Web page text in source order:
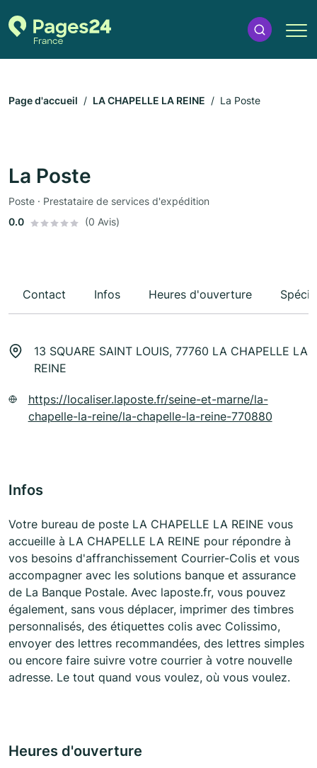
Page d'accueil LA CHAPELLE LA REINE La Poste
La Poste
Poste · Prestataire de services d'expédition
0.0
(0 Avis)
Contact Infos Heures d'ouverture
13 SQUARE SAINT LOUIS, 77760 LA CHAPELLE LA
REINE
https://localiser.laposte.fr/seine-et-marne/la-
chapelle-la-reine/la-chapelle-la-reine-770880
Infos
Votre bureau de poste LA CHAPELLE LA REINE vous
accueille à LA CHAPELLE LA REINE pour répondre à
vos besoins d'affranchissement Courrier-Colis et vous
accompagner avec les solutions banque et assurance
de La Banque Postale. Avec laposte.fr, vous pouvez
également, sans vous déplacer, imprimer des timbres
personnalisés, des étiquettes colis avec Colissimo,
envoyer des lettres recommandées, des lettres simples
ou encore faire suivre votre courrier à votre nouvelle
adresse. Le tout quand vous voulez, où vous voulez.
Heures d'ouverture